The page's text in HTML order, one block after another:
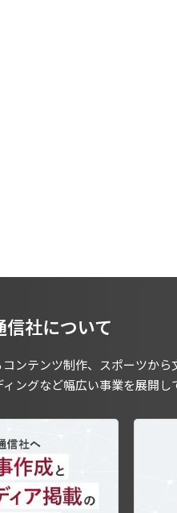
社について
ンテンツ制作、スポーツか
ングなど幅広い事業を展開し